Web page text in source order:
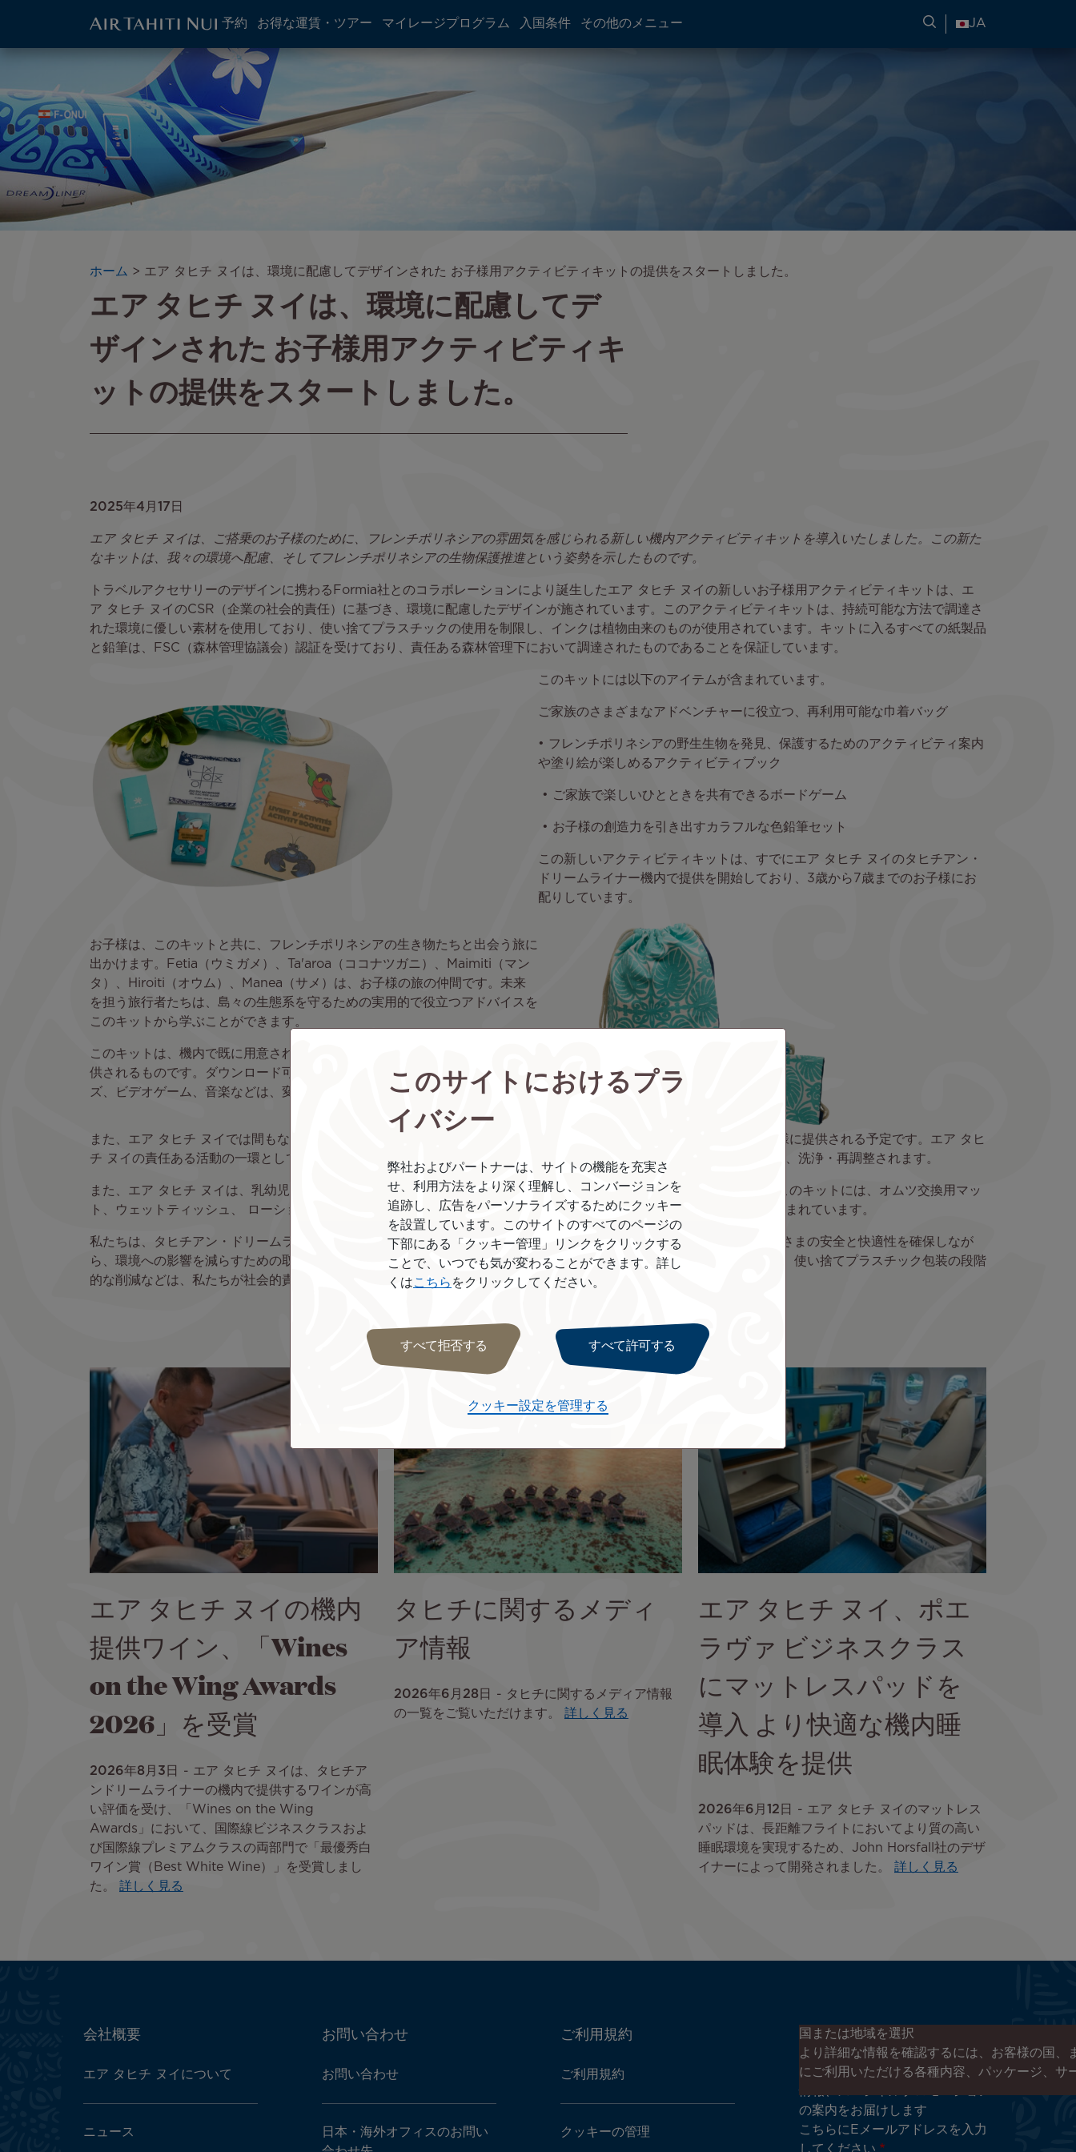
ン
コ
ン
テ
ン
ツ
進
ATN:
Main
menu
block
予約 お得な運賃・ツアー マイレージプログラム 入国条件 その他のメニュー 旅行情報の検索
JA
ー
ジ
パ
く
ホーム エア タヒチ ヌイは、環境に配慮してデザインされた お子様用アクティビティキットの提供をスタートしました。
エア タヒチ ヌイは、環境に配慮してデ
ザインされた お子様用アクティビティキ
ットの提供をスタートしました。
2025年4月17日
エア タヒチ ヌイは、ご搭乗のお子様のために、フレンチポリネシアの雰囲気を感じられる新しい機内アクティビティキットを導入いたしました。この新た
なキットは、我々の環境へ配慮、そしてフレンチポリネシアの生物保護推進という姿勢を示したものです。
トラベルアクセサリーのデザインに携わるFormia社とのコラボレーションにより誕生したエア タヒチ ヌイの新しいお子様用アクティビティキットは、エ
ア タヒチ ヌイのCSR（企業の社会的責任）に基づき、環境に配慮したデザインが施されています。このアクティビティキットは、持続可能な方法で調達さ
れた環境に優しい素材を使用しており、使い捨てプラスチックの使用を制限し、インクは植物由来のものが使用されています。キットに入るすべての紙製品
と鉛筆は、FSC（森林管理協議会）認証を受けており、責任ある森林管理下において調達されたものであることを保証しています。
このキットには以下のアイテムが含まれています。
ご家族のさまざまなアドベンチャーに役立つ、再利用可能な巾着バッグ
• フレンチポリネシアの野生生物を発見、保護するためのアクティビティ案内
や塗り絵が楽しめるアクティビティブック
• ご家族で楽しいひとときを共有できるボードゲーム
• お子様の創造力を引き出すカラフルな色鉛筆セット
この新しいアクティビティキットは、すでにエア タヒチ ヌイのタヒチアン・
ドリームライナー機内で提供を開始しており、3歳から7歳までのお子様にお
配りしています。
お子様は、このキットと共に、フレンチポリネシアの生き物たちと出会う旅に
出かけます。Fetia（ウミガメ）、Ta'aroa（ココナツガニ）、Maimiti（マン
タ）、Hiroiti（オウム）、Manea（サメ）は、お子様の旅の仲間です。未来
を担う旅行者たちは、島々の生態系を守るための実用的で役立つアドバイスを
このキットから学ぶことができます。
このキットは、機内で既に用意されているエンターテイメントにプラスして提
供されるものです。ダウンロード可能なお子様向け雑誌、映画、テレビシリー
ズ、ビデオゲーム、音楽などは、変わらずお楽しみいただけます。
また、エア タヒチ ヌイでは間もなく、機内での良質なオーディオ体験を提供する新しいオーディオヘッドセットがお子様に提供される予定です。エア タヒ
チ ヌイの責任ある活動の一環として採用されるこのヘッドセットは、再利用することが可能で、各便の到着後に回収され、洗浄・再調整されます。
また、エア タヒチ ヌイは、乳幼児をお連れのお客様向けに、赤ちゃんのためのコンフォートキットも提供しています。このキットには、オムツ交換用マッ
ト、ウェットティッシュ、 ローション、おむつといった赤ちゃんの必需品に加え、かわいらしいクジラのぬいぐるみが含まれています。
私たちは、タヒチアン・ドリームライナー機内での旅行体験をより素晴らしいものとするために努力を続けると共に、皆さまの安全と快適性を確保しなが
ら、環境への影響を減らすための取り組みも積極的に進めています。機内持ち込みアイテムの重量制限、食品廃棄の削減、使い捨てプラスチック包装の段階
的な削減などは、私たちが社会的責任のもと取り組むプログラムの一環です。
エア タヒチ ヌイの機内
提供ワイン、「Wines
on the Wing Awards
2026」を受賞
2026年8月3日
エア タヒチ ヌイは、タヒチア
ンドリームライナーの機内で提供するワインが高
い評価を受け、「Wines on the Wing
Awards」において、国際線ビジネスクラスおよ
び国際線プレミアムクラスの両部門で「最優秀白
ワイン賞（Best White Wine）」を受賞しまし
た。 詳しく見る
タヒチに関するメディ
ア情報
2026年6月28日
タヒチに関するメディア情報
の一覧をご覧いただけます。
詳しく見る
エア タヒチ ヌイ、ポエ
ラヴァ ビジネスクラス
にマットレスパッドを
導入 より快適な機内睡
眠体験を提供
2026年6月12日
エア タヒチ ヌイのマットレス
パッドは、長距離フライトにおいてより質の高い
睡眠環境を実現するため、John Horsfall社のデザ
イナーによって開発されました。
詳しく見る
ATN:
menu
会社概要
エア タヒチ ヌイについて
ニュース
お問い合わせ
お問い合わせ
日本・海外オフィスのお問い
ご利用規約
ご利用規約
クッキーの管理
エア タヒチ ヌイのニュースレタ
ーに登録する
エア タヒチ ヌイやタヒチの最新
の案内をお届けします
こちらにEメールアドレスを入力
してください
国または地域を選択
より詳細な情報を確認するには、お客様の国
にご利用いただける各種内容、パッケージ、サ
このサイトにおけるプラ
イバシー
弊社およびパートナーは、サイトの機能を充実さ
せ、利用方法をより深く理解し、コンバージョンを
追跡し、広告をパーソナライズするためにクッキー
を設置しています。このサイトのすべてのページの
下部にある「クッキー管理」リンクをクリックする
ことで、いつでも気が変わることができます。詳し
くは こちら をクリックしてください。
すべて拒否する すべて許可する
クッキー設定を管理する